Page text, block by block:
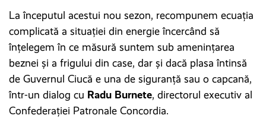
La începutul acestui nou sezon, recompunem ecuația
complicată a situației din energie încercând să
înțelegem în ce măsură suntem sub amenințarea
beznei și a frigului din case, dar și dacă plasa întinsă
de Guvernul Ciucă e una de siguranță sau o capcană,
într-un dialog cu Radu Burnete, directorul executiv al
Confederației Patronale Concordia.